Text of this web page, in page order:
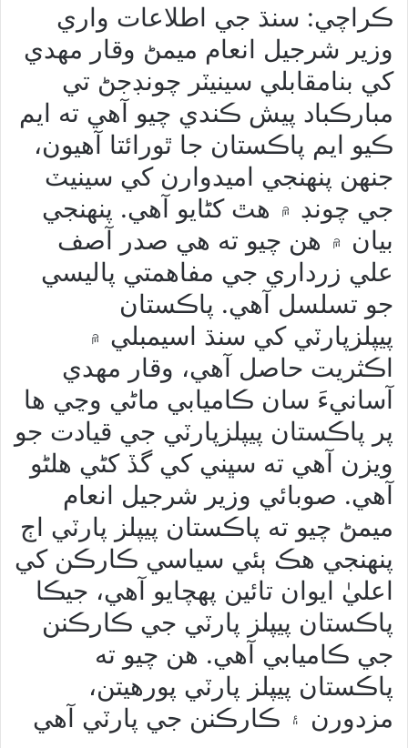
ڪراچي: سنڌ جي اطلاعات واري
وزير شرجيل انعام ميمڻ وقار مهدي
کي بنامقابلي سينيٽر چونڊجڻ تي
مبارڪباد پيش ڪندي چيو آهي ته ايم
ڪيو ايم پاڪستان جا ٿورائتا آهيون،
جنھن پنهنجي اميدوارن کي سينيٽ
جي چونڊ ۾ هٿ کڻايو آهي. پنهنجي
بيان ۾ هن چيو ته هي صدر آصف
علي زرداري جي مفاهمتي پاليسي
جو تسلسل آهي. پاڪستان
پيپلزپارٽي کي سنڌ اسيمبلي ۾
اڪثريت حاصل آهي، وقار مهدي
آسانيءَ سان ڪاميابي ماڻي وڃي ها
پر پاڪستان پيپلزپارٽي جي قيادت جو
ويزن آهي ته سڀني کي گڏ کڻي هلڻو
آهي. صوبائي وزير شرجيل انعام
ميمڻ چيو ته پاڪستان پيپلز پارٽي اڄ
پنھنجي هڪ ٻئي سياسي ڪارڪن کي
اعليٰ ايوان تائين پھچايو آهي، جيڪا
پاڪستان پيپلز پارٽي جي ڪارڪنن
جي ڪاميابي آهي. هن چيو ته
پاڪستان پيپلز پارٽي پورهيتن،
مزدورن ۽ ڪارڪنن جي پارٽي آهي